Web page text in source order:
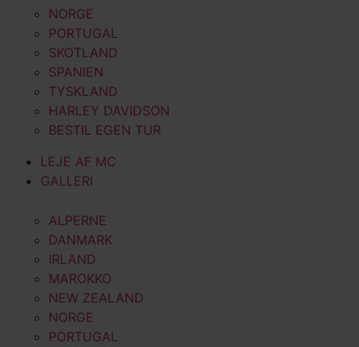
NORGE
PORTUGAL
SKOTLAND
SPANIEN
TYSKLAND
HARLEY DAVIDSON
BESTIL EGEN TUR
LEJE AF MC
GALLERI
ALPERNE
DANMARK
IRLAND
MAROKKO
NEW ZEALAND
NORGE
PORTUGAL